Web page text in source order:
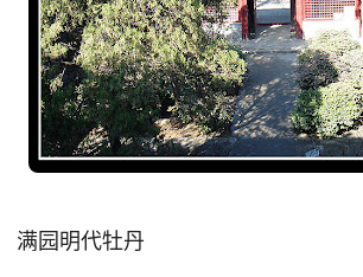
满园明代牡丹